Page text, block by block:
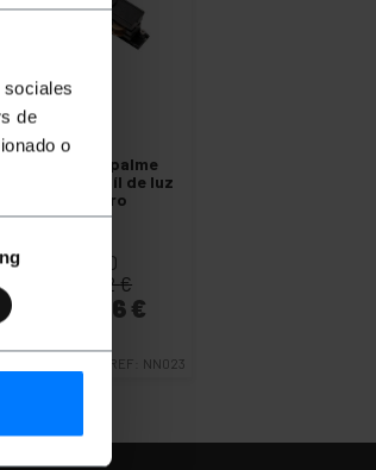
de
o
Unión empalme
para carril raíl de luz
3-vía negro
€
IVA inc.
PVD
3,52€
1,06 €
REF: NN023